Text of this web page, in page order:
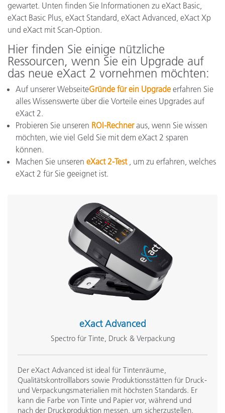
gewartet. Unten finden Sie Informationen zu eXact Basic,
eXact Basic Plus, eXact Standard, eXact Advanced, eXact Xp
und eXact mit Scan-Option.
Hier finden Sie einige nützliche
Ressourcen, wenn Sie ein Upgrade auf
das neue eXact 2 vornehmen möchten:
Auf unserer WebseiteGründe für ein Upgrade erfahren Sie
alles Wissenswerte über die Vorteile eines Upgrades auf
eXact 2.
Probieren Sie unseren ROI-Rechneraus, wenn Sie wissen
möchten, wie viel Geld Sie mit dem eXact 2 sparen
können.
Machen Sie unseren eXact 2-Test, um zu erfahren, welches
eXact 2 für Sie geeignet ist.
eXact Advanced
Spectro für Tinte, Druck & Verpackung
Der eXact Advanced ist ideal für Tintenräume,
Qualitätskontrolllabors sowie Produktionsstätten für Druck-
und Verpackungsmaterialien mit höchsten Standards. Er
kann die Farbe von Tinte und Papier vor, während und
nach der Druckproduktion messen, um sicherzustellen,